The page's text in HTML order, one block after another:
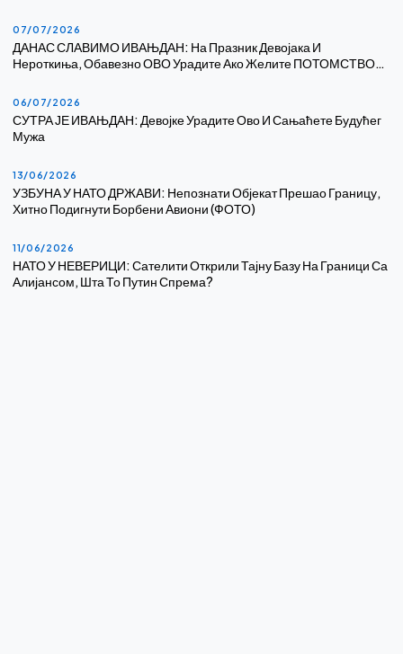
07/07/2026
ДАНАС СЛАВИМО ИВАЊДАН: На Празник Девојака И
Нероткиња, Обавезно ОВО Урадите Ако Желите ПОТОМСТВО…
06/07/2026
СУТРА ЈЕ ИВАЊДАН: Девојке Урадите Ово И Сањаћете Будућег
Мужа
13/06/2026
УЗБУНА У НАТО ДРЖАВИ: Непознати Објекат Прешао Границу,
Хитно Подигнути Борбени Авиони (ФОТО)
11/06/2026
НАТО У НЕВЕРИЦИ: Сателити Открили Тајну Базу На Граници Са
Алијансом, Шта То Путин Спрема?